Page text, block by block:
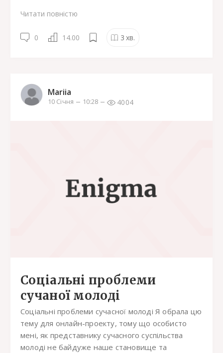
Читати повністю
0 14.00 3 хв.
Mariia
10 Січня 10:28 4004
Соціальні проблеми
сучаної молоді
Соціальні проблеми сучасної молоді Я обрала цю
тему для онлайн-проекту, тому що особисто
мені, як представнику сучасного суспільства
молоді не байдуже наше становище та